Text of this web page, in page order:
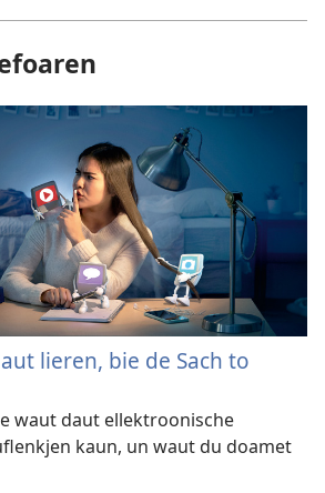
lieren, bie de Sach to
waut daut ellektroonische
kaun, un waut du doamet